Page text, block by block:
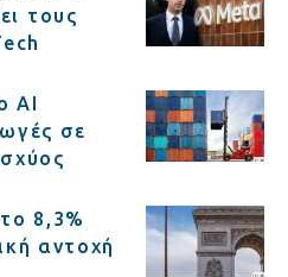
τους
AI
σε
8,3%
αντοχή